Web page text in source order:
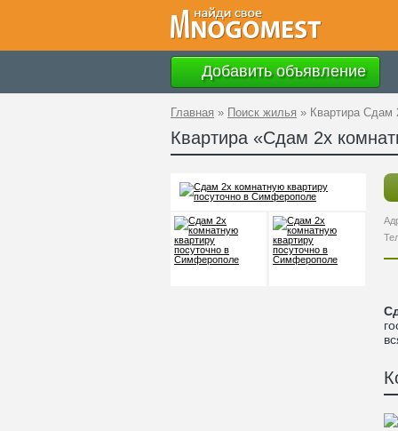
Добавить объявление
Главная » Поиск жилья » Квартира Сдам
Квартира «Сдам 2х